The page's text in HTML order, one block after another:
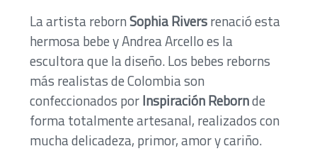
La artista rebornSophia Riversrenació esta
hermosa bebe y Andrea Arcello es la
escultora que la diseño. Los bebes reborns
más realistas de Colombia son
confeccionados porInspiración Rebornde
forma totalmente artesanal, realizados con
mucha delicadeza, primor, amor y cariño.